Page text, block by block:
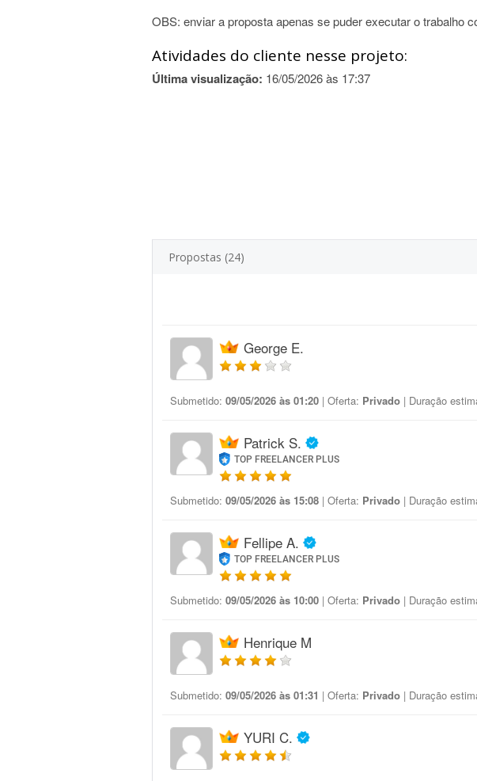
OBS: enviar a proposta apenas se puder executar o trabalho
Atividades do cliente nesse projeto:
Última visualização: 16/05/2026 às 17:37
Propostas (24)
George E.
Submetido: 09/05/2026 às 01:20 | Oferta: Privado | Duração
Patrick S.
TOP FREELANCER PLUS
Submetido: 09/05/2026 às 15:08 | Oferta: Privado | Duração
Fellipe A.
TOP FREELANCER PLUS
Submetido: 09/05/2026 às 10:00 | Oferta: Privado | Duração
Henrique M
Submetido: 09/05/2026 às 01:31 | Oferta: Privado | Duração
YURI C.